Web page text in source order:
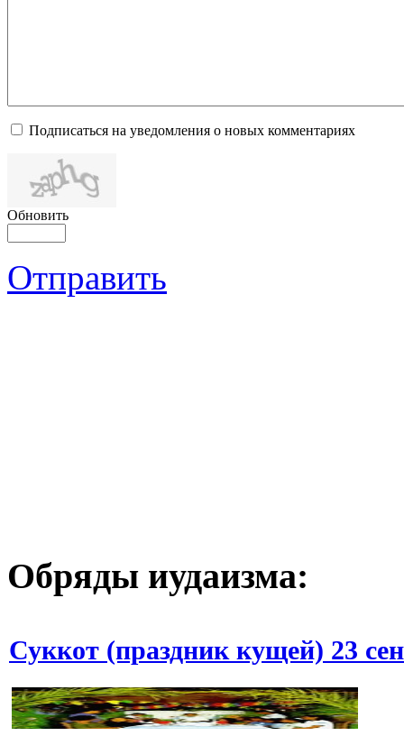
Подписаться на уведомления о новых комментариях
Обновить
Отправить
Обряды иудаизма:
Суккот (праздник кущей) 23 сен